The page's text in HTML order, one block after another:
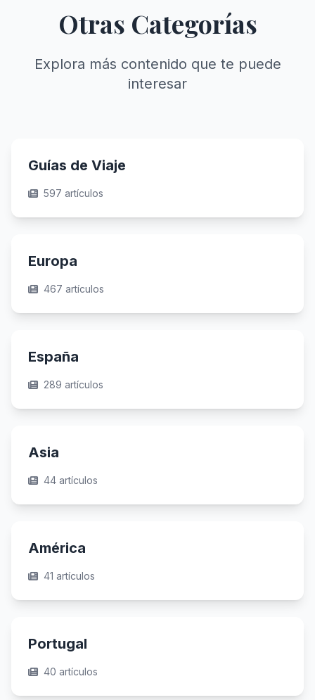
Otras Categorías
Explora más contenido que te puede
interesar
Guías de Viaje
597 artículos
Europa
467 artículos
España
289 artículos
Asia
44 artículos
América
41 artículos
Portugal
40 artículos